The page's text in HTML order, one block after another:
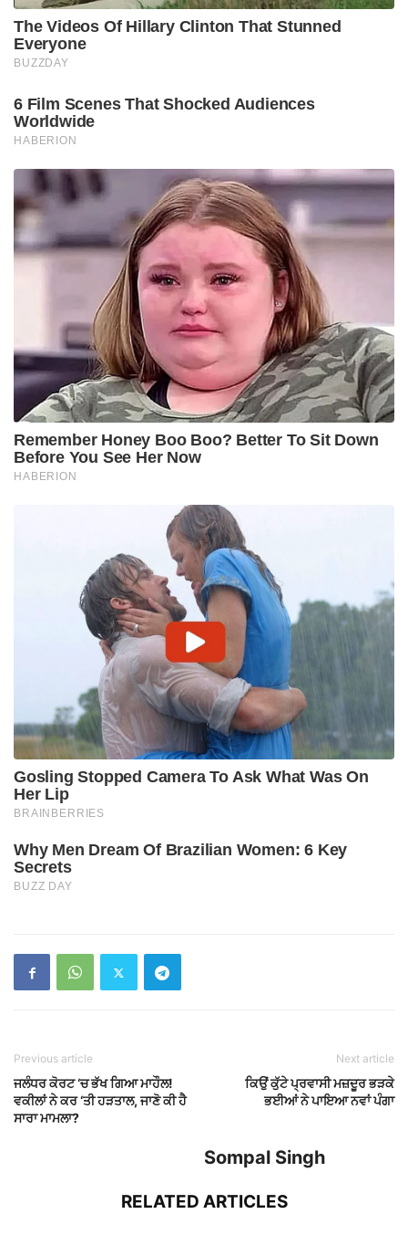
Previous article
ਜਲੰਧਰ ਕੋਰਟ ‘ਚ ਭੱਖ ਗਿਆ ਮਾਹੌਲ!
ਵਕੀਲਾਂ ਨੇ ਕਰ ‘ਤੀ ਹੜਤਾਲ, ਜਾਣੋ ਕੀ ਹੈ
ਸਾਰਾ ਮਾਮਲਾ?
Next article
ਕਿਉਂ ਕੁੱਟੇ ਪ੍ਰਵਾਸੀ ਮਜ਼ਦੂਰ ਭੜਕੇ
ਭਈਆਂ ਨੇ ਪਾਇਆ ਨਵਾਂ ਪੰਗਾ
Sompal Singh
RELATED ARTICLES